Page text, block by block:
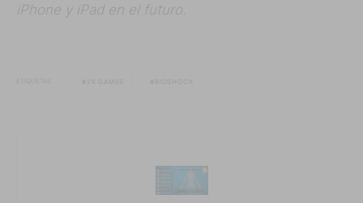
iPhone y iPad en el futuro.
ETIQUETAS 2K GAMES